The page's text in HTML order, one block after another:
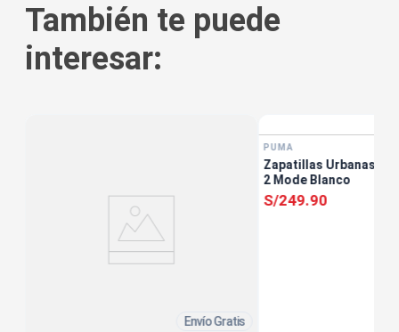
También te puede
interesar:
Envío Gratis
PUMA
Zapatillas Urbanas
2 Mode Blanco
S/249.90